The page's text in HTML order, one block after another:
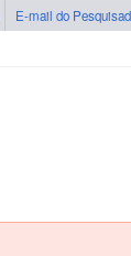
E-mail do